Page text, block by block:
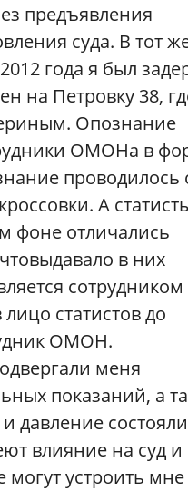
предъявления
суда. В тот
года я был
на Петровку 38,
Опознание
ОМОНа в
проводилось
А
фоне отличались
в них
сотрудником
статистов до
ОМОН.
меня
показаний, а
давление
влияние на суд и
устроить мне